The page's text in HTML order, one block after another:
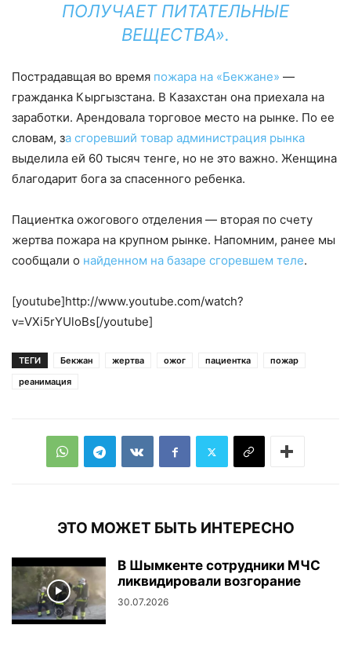
ПОЛУЧАЕТ ПИТАТЕЛЬНЫЕ
ВЕЩЕСТВА».
Пострадавщая во время пожара на «Бекжане» —
гражданка Кыргызстана. В Казахстан она приехала на
заработки. Арендовала торговое место на рынке. По ее
словам, за сгоревший товар администрация рынка
выделила ей 60 тысяч тенге, но не это важно. Женщина
благодарит бога за спасенного ребенка.
Пациентка ожогового отделения — вторая по счету
жертва пожара на крупном рынке. Напомним, ранее мы
сообщали о найденном на базаре сгоревшем теле.
[youtube]http://www.youtube.com/watch?
v=VXi5rYUloBs[/youtube]
ТЕГИ Бекжан жертва ожог пациентка
пожар
реанимация
ЭТО МОЖЕТ БЫТЬ ИНТЕРЕСНО
В Шымкенте сотрудники МЧС
ликвидировали возгорание
30.07.2026